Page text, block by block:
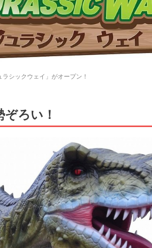
ラシックウェイ」がオープン！
ろい！